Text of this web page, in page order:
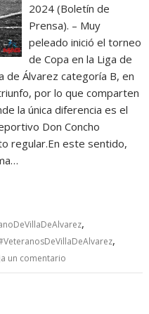
2024 (Boletín de
Prensa). – Muy
peleado inició el torneo
de Copa en la Liga de
de Álvarez categoría B, en
por lo que comparten
la única diferencia es el
Don Concho
regular.En este sentido,
,
,
un comentario